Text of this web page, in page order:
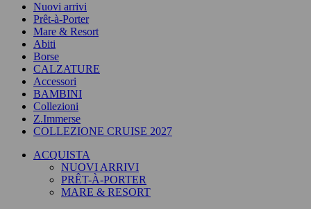
Nuovi arrivi
Prêt-à-Porter
Mare & Resort
Abiti
Borse
CALZATURE
Accessori
BAMBINI
Collezioni
Z.Immerse
COLLEZIONE CRUISE 2027
ACQUISTA
NUOVI ARRIVI
PRÊT-À-PORTER
MARE & RESORT